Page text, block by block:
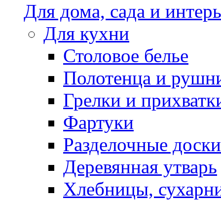
Для дома, сада и
Для кухни
Столовое белье
Полотенца и
Грелки и
Фартуки
Разделочные доски
Деревянная утварь
Хлебницы,